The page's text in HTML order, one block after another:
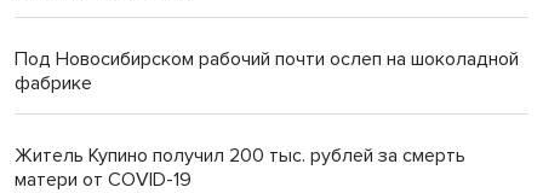
Под Новосибирском рабочий почти ослеп на шоколадной
фабрике
Житель Купино получил 200 тыс. рублей за смерть
матери от COVID-19